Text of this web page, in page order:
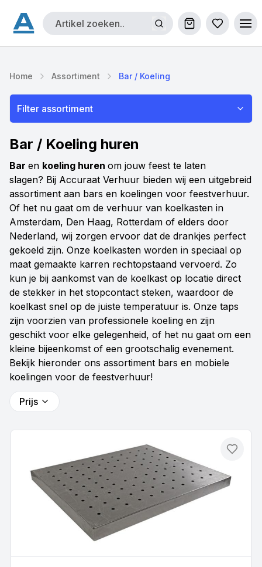
Winkelwagen
Home Assortiment Bar / Koeling
Filter assortiment
Bar / Koeling huren
Bar en koeling huren om jouw feest te laten
slagen? Bij Accuraat Verhuur bieden wij een uitgebreid
assortiment aan bars en koelingen voor feestverhuur.
Of het nu gaat om de verhuur van koelkasten in
Amsterdam, Den Haag, Rotterdam of elders door
Nederland, wij zorgen ervoor dat de drankjes perfect
gekoeld zijn. Onze koelkasten worden in speciaal op
maat gemaakte karren rechtopstaand vervoerd. Zo
kun je bij aankomst van de koelkast op locatie direct
de stekker in het stopcontact steken, waardoor de
koelkast snel op de juiste temperatuur is. Onze taps
zijn voorzien van professionele koeling en zijn
geschikt voor elke gelegenheid, of het nu gaat om een
kleine bijeenkomst of een grootschalig evenement.
Bekijk hieronder ons assortiment bars en mobiele
koelingen voor de feestverhuur!
Prijs